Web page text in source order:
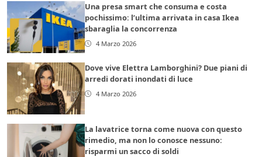
Una presa smart che consuma e costa
pochissimo: l’ultima arrivata in casa Ikea
sbaraglia la concorrenza
4 Marzo 2026
Dove vive Elettra Lamborghini? Due piani di
arredi dorati inondati di luce
4 Marzo 2026
La lavatrice torna come nuova con questo
rimedio, ma non lo conosce nessuno:
risparmi un sacco di soldi